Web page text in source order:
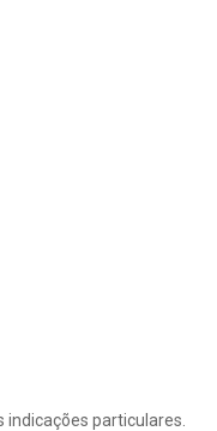
particulares.